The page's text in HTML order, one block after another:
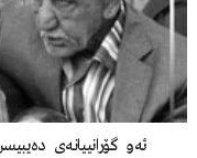
ئەو گۆرانییانەی